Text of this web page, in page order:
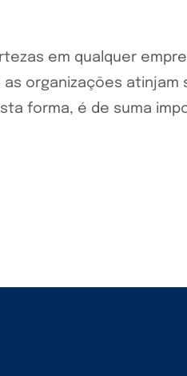
em qualquer
organizações atinjam
forma, é de suma